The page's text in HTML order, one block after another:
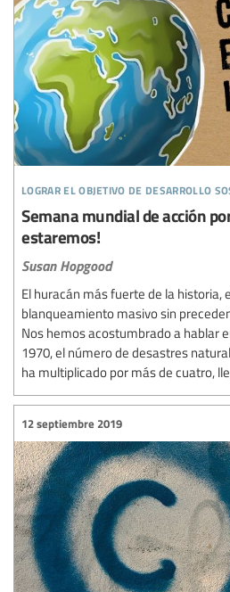
lograr el objetivo de desarrollo
Semana mundial de acción
estaremos!
Susan Hopgood
El huracán más fuerte de la historia,
blanqueamiento masivo sin
Nos hemos acostumbrado a hablar
1970, el número de desastres
ha multiplicado por más de cuatro,
12 septiembre 2019